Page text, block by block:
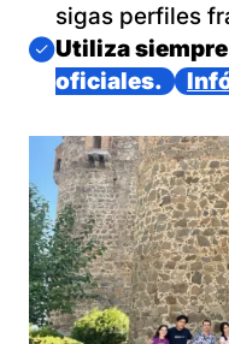
sigas perfiles
Imagen
Utiliza
oficiales.